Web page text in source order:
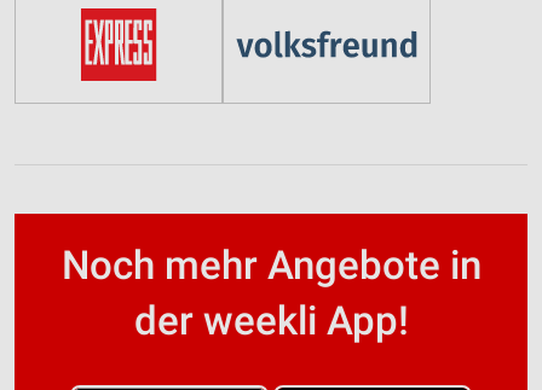
Noch mehr Angebote in
der weekli App!